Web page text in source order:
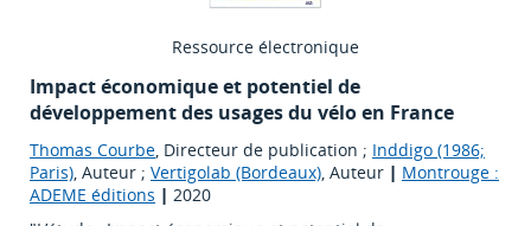
Ressource électronique
Impact économique et potentiel de
développement des usages du vélo en France
Thomas Courbe, Directeur de publication ; Inddigo (1986;
Paris), Auteur ; Vertigolab (Bordeaux), Auteur | Montrouge :
ADEME éditions | 2020